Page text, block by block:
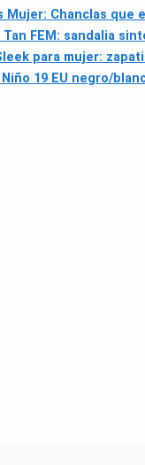
Mujer: Chanclas que
Tan FEM: sandalia
para mujer:
19 EU negro/